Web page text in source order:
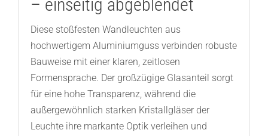
– einseitig abgeblendet
Diese stoßfesten Wandleuchten aus
hochwertigem Aluminiumguss verbinden robuste
Bauweise mit einer klaren, zeitlosen
Formensprache. Der großzügige Glasanteil sorgt
für eine hohe Transparenz, während die
außergewöhnlich starken Kristallgläser der
Leuchte ihre markante Optik verleihen und